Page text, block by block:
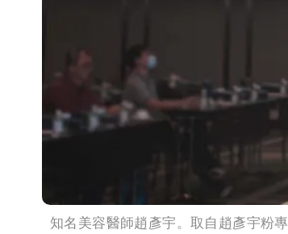
知名美容醫師趙彥宇。取自趙彥宇粉專